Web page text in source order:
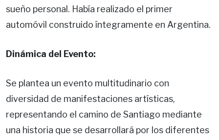
sueño personal. Había realizado el primer
automóvil construido íntegramente en Argentina.
Dinámica del Evento:
Se plantea un evento multitudinario con
diversidad de manifestaciones artísticas,
representando el camino de Santiago mediante
una historia que se desarrollará por los diferentes